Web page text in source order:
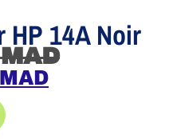
HP 14A Noir
MAD